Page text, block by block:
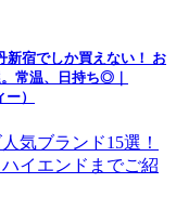
新宿でしか買えない！ お
常温、日持ち◎｜
）